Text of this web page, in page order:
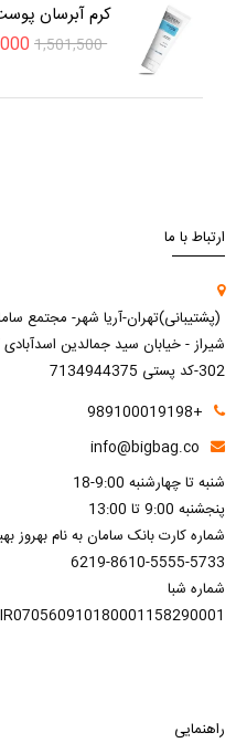
کرم آبرسان پوست
1,501,500
ارتباط با ما
(پشتیبانی)تهران-آریا شهر- مجتمع
302-کد پستی 7134944375
+989100019198
info@bigbag.co
شنبه تا چهارشنبه 9:00-18
پنجشنبه 9:00 تا 13:00
شماره کارت بانک سامان به نام بهروز
6219-8610-5555-5733
شماره شبا
IR070560910180001158290001
راهنمایی